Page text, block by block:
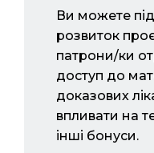
Ви можете
розвиток
патрони/ки
доступ до
доказових
впливати на
інші бонуси.